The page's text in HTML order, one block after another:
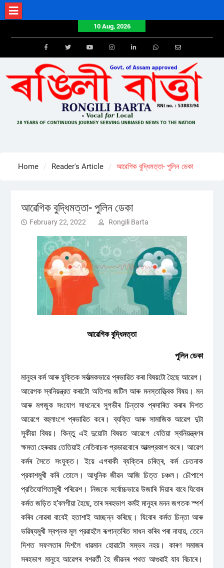
Skip
to
10 Aug, 2026
FacebookTwitterYoutube Email
Home Reader's Article আৱেগিক বুদ্ধিমত্তা- পুলিন ডেকা
আৱেগিক বুদ্ধিমত্তা- পুলিন ডেকা
February 22, 2022 Rongili Barta
আৱেগিক বুদ্ধিমত্তা
পুলিন ডেকা
মানুহৰ কৰ্ম আৰু যুক্তিক সর্বাত্মকভাৱে প্ৰভাৱিত কৰা বিষয়টো হৈছে আৱেগ।
আৱেগক স্বনিয়ন্ত্রত কৰাটো অতিশয় জটিল আৰু মনস্তাত্ত্বিক বিষয়। মন
আৰু মগজুক সংযোগ সাধনেৰে সুগভীৰ চিন্তাক প্ৰসাৰিত কৰাৰ দিশত
আৱেগে বহুলাংশে প্ৰভাৱিত কৰে। ব্যক্তি আৰু সামাজিক আৱেগ দুটা
সুকীয়া বিষয়। কিন্তু এই দুয়োটা বিষয়ত আৱেগে যেতিয়া স্বনিয়ন্ত্ৰণৰ
ক্ষমতা হেৰুৱায় তেতিয়াই নেতিবাচক প্রভাৱবোৰে আত্মপ্রকাশ কৰে। আৱেগ
কৰ্মৰ সৈতে সংযুক্ত। ইয়ে এগৰাকী ব্যক্তিৰ চৰিত্ৰ, কর্ম চেতনাক
প্রকাশমুখী কৰি তোলে। আধুনিক জীৱন আজি চিত্ত চঞ্চল। চৌপাশে
প্রতিযোগিতামুখী পৰিৱেশ। নিজকে সর্বোচ্চভাৱে উজাৰি দিয়াৰ বাবে যিবোৰ
কৰ্মত জড়িত হ’বলগীয়া হৈছে, তাৰ সৰহভাগ কর্মই মানুহৰ মনন জগতক স্পৰ্শ
কৰিব নোৱৰা বাবেই হতাশাই আচ্ছন্ন কৰিছে। যিবোৰ কৰ্মত চিন্তা আৰু
ভৱিষ্যমুখী স্বপ্নক মূল প্রৱাহলৈ ৰূপান্তৰিত সাধন কৰিব পৰা নাযায়, তেনে
দিশত সফলতাৰ দিশলৈ ধাৱমান হোৱাটো সম্ভব নহয়। কাৰণ সমাজৰ
সৰহভাগ মানুহে আৱেগৰ বশৱৰ্তী হৈ জীৱনৰ পথত আগুৱাই যাব বিচাৰে।